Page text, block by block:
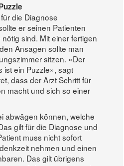
die Diagnose
er seinen Patienten
sind. Mit einer fertigen
Ansagen sollte man
sitzen. «Der
ist ein Puzzle», sagt
dass der Arzt Schritt für
macht und sich so einer
abwägen können, welche
gilt für die Diagnose und
muss nicht sofort
nehmen und einen
Das gilt übrigens